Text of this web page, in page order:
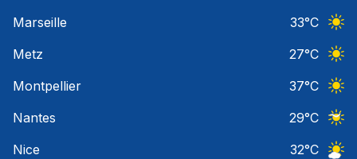
Marseille
33°C
Metz
27°C
Montpellier
37°C
Nantes
29°C
Nice
32°C